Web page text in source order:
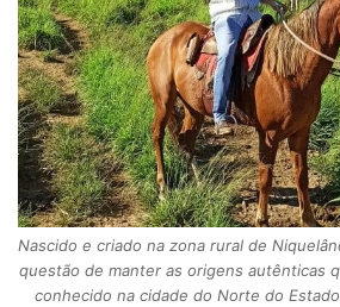
Nascido e criado na zona rural de
questão de manter as origens autênticas
conhecido na cidade do Norte do